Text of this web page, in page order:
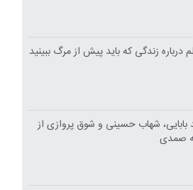
بابایی، شهاب حسینی و شوق پروازی از
صمدی